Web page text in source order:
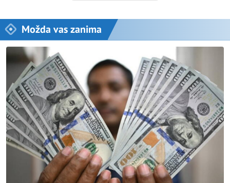
Možda vas zanima